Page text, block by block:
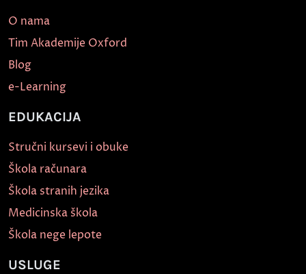
O nama
Tim Akademije Oxford
Blog
e-Learning
EDUKACIJA
Stručni kursevi i obuke
Škola računara
Škola stranih jezika
Medicinska škola
Škola nege lepote
USLUGE